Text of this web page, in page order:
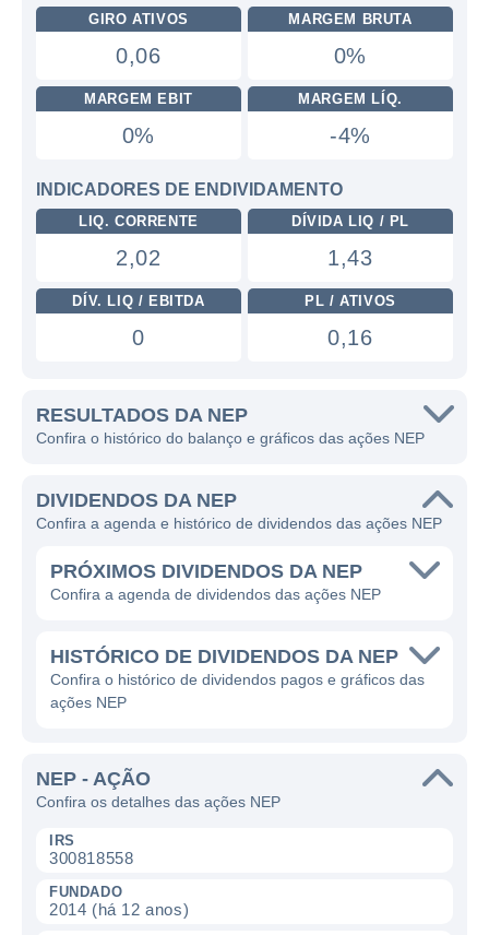
GIRO ATIVOS
0,06
MARGEM BRUTA
0%
MARGEM EBIT
0%
MARGEM LÍQ.
-4%
INDICADORES DE ENDIVIDAMENTO
LIQ. CORRENTE
2,02
DÍVIDA LIQ / PL
1,43
DÍV. LIQ / EBITDA
0
PL / ATIVOS
0,16
RESULTADOS DA NEP
Confira o histórico do balanço e gráficos das ações NEP
DIVIDENDOS DA NEP
Confira a agenda e histórico de dividendos das ações NEP
PRÓXIMOS DIVIDENDOS DA NEP
Confira a agenda de dividendos das ações NEP
HISTÓRICO DE DIVIDENDOS DA NEP
Confira o histórico de dividendos pagos e gráficos das
ações NEP
NEP - AÇÃO
Confira os detalhes das ações NEP
IRS
300818558
FUNDADO
2014 (há 12 anos)